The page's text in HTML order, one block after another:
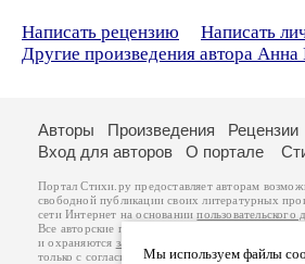
Написать рецензию
Написать
Другие произведения автора
Мы используем файлы
Авторы Произведения Рецензии
Вход для авторов
О портале
Портал Стихи.ру предоставляет авторам
свободной публикации своих литературных
сети Интернет на основаниипользовательского
Все авторские права на произведения
и охраняются законом
. Перепечатка
только с согласия его автора, к которому вы